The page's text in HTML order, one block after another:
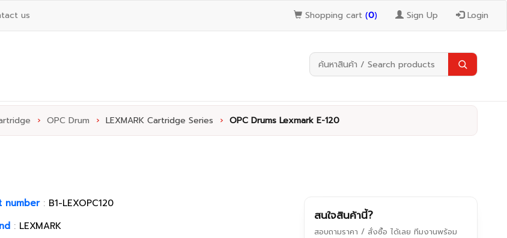
us Shopping cart (0) Sign Up Login
› OPC Drum › LEXMARK Cartridge Series › OPC Drums Lexmark E-120
number: B1-LEXOPC120
: LEXMARK
สนใจสินค้านี้?
สอบถามราคา / สั่งซื้อ ได้เลย ทีมงานพร้อม